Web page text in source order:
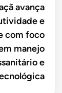
avança
e
com foco
manejo
e